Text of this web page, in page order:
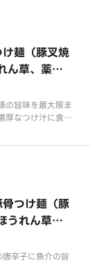
汁に食べ応えの
麺を合わせまし
じら
麺（豚叉焼
ん草、薬味
の旨味を最大限ま
厚なつけ汁に食べ
い旨味はコクの中
一無二の味わい
いた、トッピン
さい。
つけ麺（豚
うれん草、
辛子）
辛子に魚介の旨